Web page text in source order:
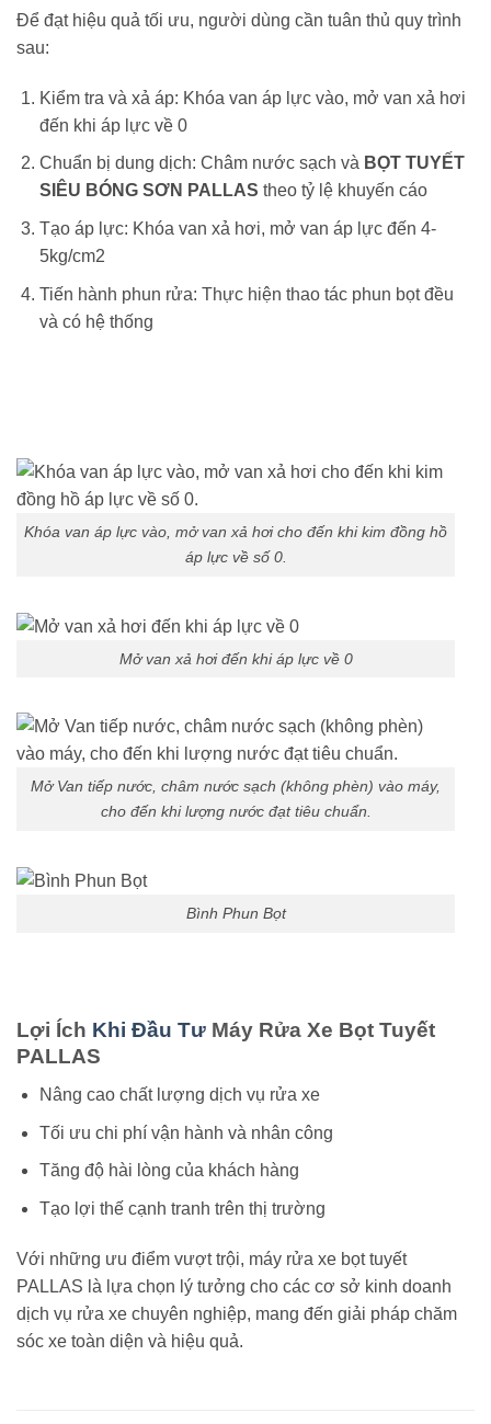
Để đạt hiệu quả tối ưu, người dùng cần tuân thủ quy trình
sau:
Kiểm tra và xả áp: Khóa van áp lực vào, mở van xả hơi
đến khi áp lực về 0
Chuẩn bị dung dịch: Châm nước sạch và BỌT TUYẾT
SIÊU BÓNG SƠN PALLAS theo tỷ lệ khuyến cáo
Tạo áp lực: Khóa van xả hơi, mở van áp lực đến 4-
5kg/cm2
Tiến hành phun rửa: Thực hiện thao tác phun bọt đều
và có hệ thống
Khóa van áp lực vào, mở van xả hơi cho đến khi kim đồng hồ
áp lực về số 0.
Mở van xả hơi đến khi áp lực về 0
Mở Van tiếp nước, châm nước sạch (không phèn) vào máy,
cho đến khi lượng nước đạt tiêu chuẩn.
Bình Phun Bọt
Lợi Ích Khi Đầu Tư Máy Rửa Xe Bọt Tuyết
PALLAS
Nâng cao chất lượng dịch vụ rửa xe
Tối ưu chi phí vận hành và nhân công
Tăng độ hài lòng của khách hàng
Tạo lợi thế cạnh tranh trên thị trường
Với những ưu điểm vượt trội, máy rửa xe bọt tuyết
PALLAS là lựa chọn lý tưởng cho các cơ sở kinh doanh
dịch vụ rửa xe chuyên nghiệp, mang đến giải pháp chăm
sóc xe toàn diện và hiệu quả.